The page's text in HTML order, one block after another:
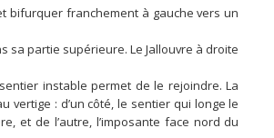
bifurquer franchement à gauche vers un
sa partie supérieure. Le Jallouvre à droite
instable permet de le rejoindre. La
: d’un côté, le sentier qui longe le
et de l’autre, l’imposante face nord du